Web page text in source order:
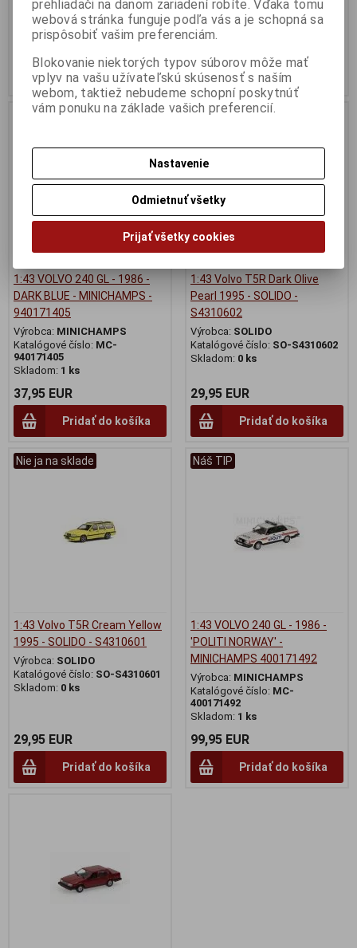
Katalógové číslo: SO-S2400501
Skladom:1 ks
Pridať do košíka Pridať do košíka
1:43 VOLVO 240 GL - 1986 -
DARK BLUE - MINICHAMPS -
940171405
Výrobca: MINICHAMPS
Katalógové číslo: MC-
940171405
Skladom: 1 ks
37,95 EUR
Pridať do košíka
Nie ja na sklade
1:43 Volvo T5R Dark Olive
Pearl 1995 - SOLIDO -
S4310602
Výrobca: SOLIDO
Katalógové číslo: SO-S4310602
Skladom: 0 ks
29,95 EUR
Pridať do košíka
Nie ja na sklade
1:43 Volvo T5R Cream Yellow
1995 - SOLIDO - S4310601
Výrobca: SOLIDO
Katalógové číslo: SO-S4310601
Skladom: 0 ks
29,95 EUR
Pridať do košíka
Náš TIP
1:43 VOLVO 240 GL - 1986 -
'POLITI NORWAY' -
MINICHAMPS 400171492
Výrobca: MINICHAMPS
Katalógové číslo: MC-
400171492
Skladom: 1 ks
99,95 EUR
Pridať do košíka
prehliadači na danom zariadení robíte. Vďaka tomu
webová stránka funguje podľa vás a je schopná sa
prispôsobiť vašim preferenciám.
Blokovanie niektorých typov súborov môže mať
vplyv na vašu užívateľskú skúsenosť s naším
webom, taktiež nebudeme schopní poskytnúť
vám ponuku na základe vašich preferencií.
Nastavenie
Odmietnuť všetky
Prijať všetky cookies